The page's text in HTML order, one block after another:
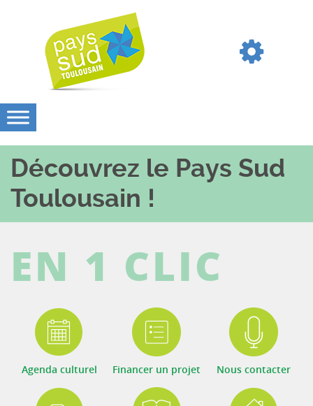
Découvrez le Pays Sud
Toulousain !
EN 1 CLIC
Agenda culturel Financer un projet Nous contacter